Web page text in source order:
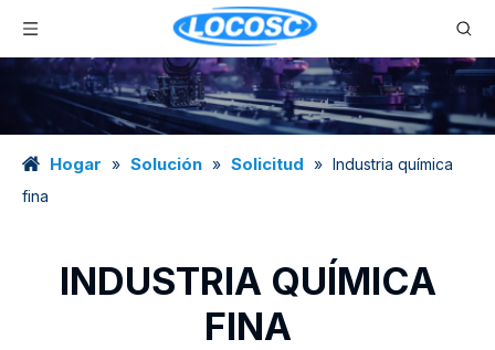
Hogar » Solución » Solicitud » Industria química
fina
INDUSTRIA QUÍMICA
FINA